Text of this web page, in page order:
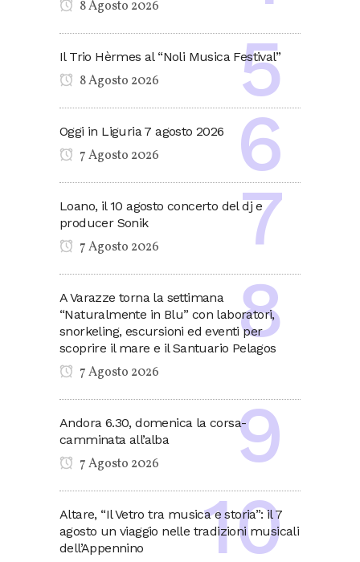
8 Agosto 2026
Il Trio Hèrmes al “Noli Musica Festival”
8 Agosto 2026
Oggi in Liguria 7 agosto 2026
7 Agosto 2026
Loano, il 10 agosto concerto del dj e
producer Sonik
7 Agosto 2026
A Varazze torna la settimana
“Naturalmente in Blu” con laboratori,
snorkeling, escursioni ed eventi per
scoprire il mare e il Santuario Pelagos
7 Agosto 2026
Andora 6.30, domenica la corsa-
camminata all’alba
7 Agosto 2026
Altare, “Il Vetro tra musica e storia”: il 7
agosto un viaggio nelle tradizioni musicali
dell’Appennino